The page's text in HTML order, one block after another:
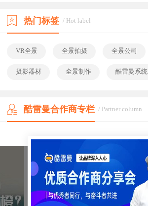
热门标签 / Hot label
VR全景 全景拍摄 全景公司
摄影器材 全景制作 酷雷曼系统
酷雷曼合作商专栏 / Partner column